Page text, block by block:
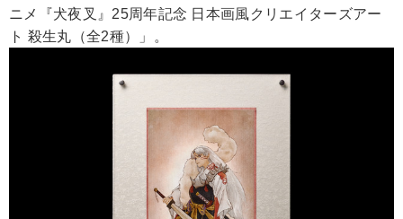
ニメ『犬夜叉』25周年記念 日本画風クリエイターズアー
ト 殺生丸（全2種）」。